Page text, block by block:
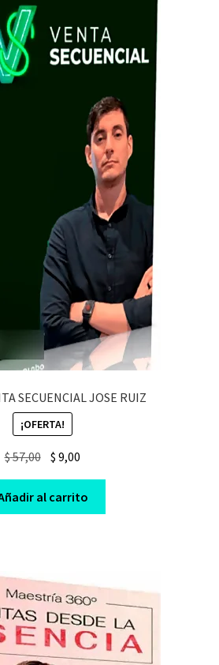
SECUENCIAL JOSE RUIZ
¡OFERTA!
$57,00 Original
was:
$ 57,00.
$ 9,00
is:
$ 9,00.
al carrito